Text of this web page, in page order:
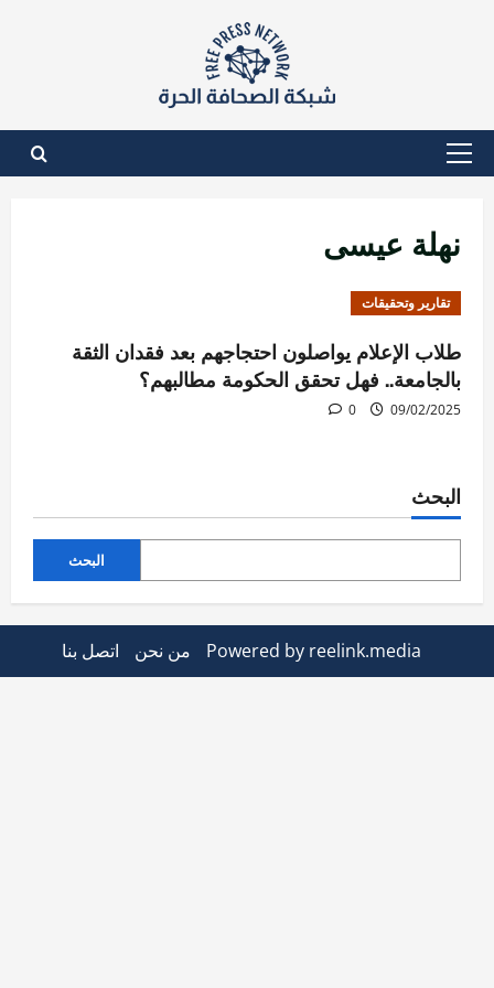
القائمة
نهلة عيسى
تقارير وتحقيقات
طلاب الإعلام يواصلون احتجاجهم بعد فقدان الثقة
بالجامعة.. فهل تحقق الحكومة مطالبهم؟
09/02/2025
0
البحث
البحث
Powered by reelink.media من نحن اتصل بنا